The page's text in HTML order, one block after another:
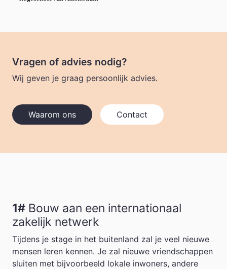
Vragen of advies nodig?
Wij geven je graag persoonlijk advies.
Waarom ons Contact
1# Bouw aan een internationaal
zakelijk netwerk
Tijdens je stage in het buitenland zal je veel nieuwe
mensen leren kennen. Je zal nieuwe vriendschappen
sluiten met bijvoorbeeld lokale inwoners, andere